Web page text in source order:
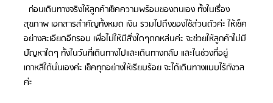
  ก่อนเดินทางจริงให้ลูกค้าเช็คความพร้อมของตนเอง ทั้งในเรื่อง
สุขภาพ เอกสารสำคัญทั้งหมด เงิน รวมไปถึงของใช้ส่วนตัวค่ะ ให้เช็ค
อย่างละเอียดอีกรอบ เพื่อไม่ให้มีสิ่งใดๆตกหล่นค่ะ จะช่วยให้ลูกค้าไม่มี
ปัญหาใดๆ ทั้งในวันที่เดินทางไปและเดินทางกลับ และในช่วงที่อยู่
เกาหลีใต้นั่นเองค่ะ เช็คทุกอย่างให้เรียบร้อย จะได้เดินทางแบบไร้กังวล
ค่ะ